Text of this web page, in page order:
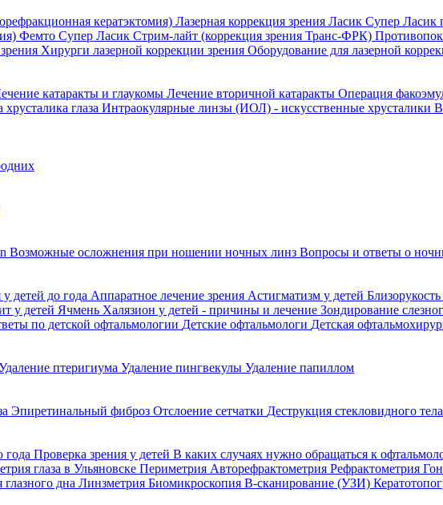
кератэктомия) Лазерная коррекция зрения Ласик Супер Ласик
Фемто Супер Ласик Стрим-лайт (коррекция зрения Транс-ФРК)
Хирурги лазерной коррекции зрения Оборудование для лазерной
катаракты и глаукомы Лечение вторичной катаракты Операция
хрусталика глаза Интраокулярные линзы (ИОЛ) - искусственные хрусталики
Возможные осложнения при ношении ночных линз Вопросы и ответы о
детей до года Аппаратное лечение зрения Астигматизм у детей
у детей Ячмень Халязион у детей - причины и лечение Зондирование
по детской офтальмологии Детские офтальмологи Детская
птеригиума Удаление пингвекулы Удаление папиллом
Эпиретинальный фиброз Отслоение сетчатки Деструкция стекловидного тела
года Проверка зрения у детей В каких случаях нужно обращаться к
глаза в Ульяновске Периметрия Авторефрактометрия Рефрактометрия
дна Линзметрия Биомикроскопия В-сканирование (УЗИ)